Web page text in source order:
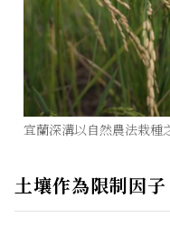
宜蘭深溝以自然農法栽種
土壤作為限制因